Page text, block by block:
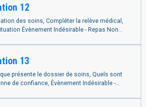
12
des soins, Compléter la relève médical,
Évènement Indésirable - Repas Non
13
présente le dossier de soins, Quels sont
de confiance, Évènement Indésirable -